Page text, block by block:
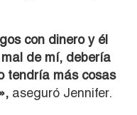
con dinero y él
de mí, debería
tendría más cosas
aseguró Jennifer.